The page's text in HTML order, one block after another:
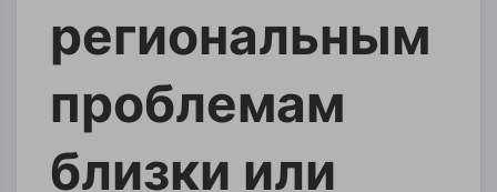
региональным
проблемам
близки или